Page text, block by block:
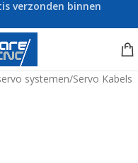
verzonden binnen
systemen/Servo Kabels